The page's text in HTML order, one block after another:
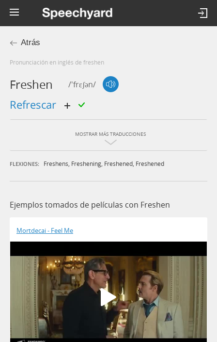
Atrás
Pronunciación en inglés de freshen
Freshen /'frɛʃən/
refrescar
MOSTRAR MÁS TRADUCCIONES
FLEXIONES: Freshens, Freshening, Freshened, Freshened
Ejemplos tomados de películas con Freshen
Mortdecai - Feel Me